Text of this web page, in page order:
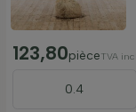
123,80pièceTVA